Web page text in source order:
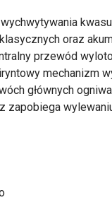
oraz
przewód
mechanizm
głównych
zapobiega